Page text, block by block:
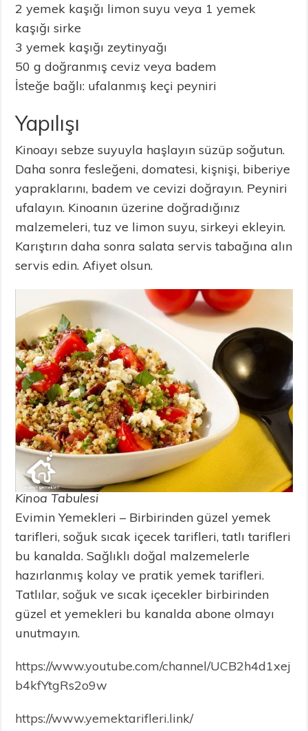
2 yemek kaşığı limon suyu veya 1 yemek
kaşığı sirke
3 yemek kaşığı zeytinyağı
50 g doğranmış ceviz veya badem
İsteğe bağlı: ufalanmış keçi peyniri
Yapılışı
Kinoayı sebze suyuyla haşlayın süzüp soğutun.
Daha sonra fesleğeni, domatesi, kişnişi, biberiye
yapraklarını, badem ve cevizi doğrayın. Peyniri
ufalayın. Kinoanın üzerine doğradığınız
malzemeleri, tuz ve limon suyu, sirkeyi ekleyin.
Karıştırın daha sonra salata servis tabağına alın
servis edin. Afiyet olsun.
Kinoa Tabulesi
Evimin Yemekleri – Birbirinden güzel yemek
tarifleri, soğuk sıcak içecek tarifleri, tatlı tarifleri
bu kanalda. Sağlıklı doğal malzemelerle
hazırlanmış kolay ve pratik yemek tarifleri.
Tatlılar, soğuk ve sıcak içecekler birbirinden
güzel et yemekleri bu kanalda abone olmayı
unutmayın.
https://www.youtube.com/channel/UCB2h4d1xej
b4kfYtgRs2o9w
https://www.yemektarifleri.link/